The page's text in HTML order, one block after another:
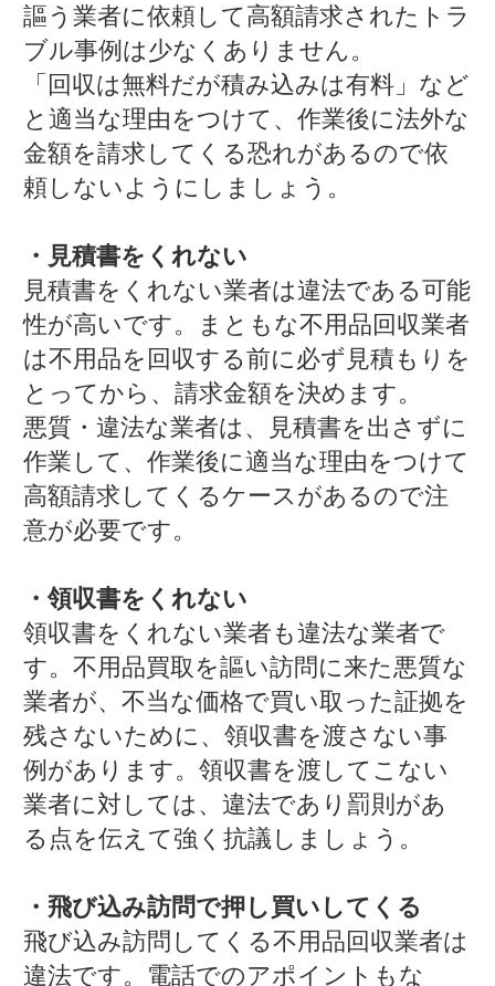
謳う業者に依頼して高額請求されたトラ
ブル事例は少なくありません。
「回収は無料だが積み込みは有料」など
と適当な理由をつけて、作業後に法外な
金額を請求してくる恐れがあるので依
頼しないようにしましょう。
・見積書をくれない
見積書をくれない業者は違法である可能
性が高いです。まともな不用品回収業者
は不用品を回収する前に必ず見積もりを
とってから、請求金額を決めます。
悪質・違法な業者は、見積書を出さずに
作業して、作業後に適当な理由をつけて
高額請求してくるケースがあるので注
意が必要です。
・領収書をくれない
領収書をくれない業者も違法な業者で
す。不用品買取を謳い訪問に来た悪質な
業者が、不当な価格で買い取った証拠を
残さないために、領収書を渡さない事
例があります。領収書を渡してこない
業者に対しては、違法であり罰則があ
る点を伝えて強く抗議しましょう。
・飛び込み訪問で押し買いしてくる
飛び込み訪問してくる不用品回収業者は
違法です。電話でのアポイントもな